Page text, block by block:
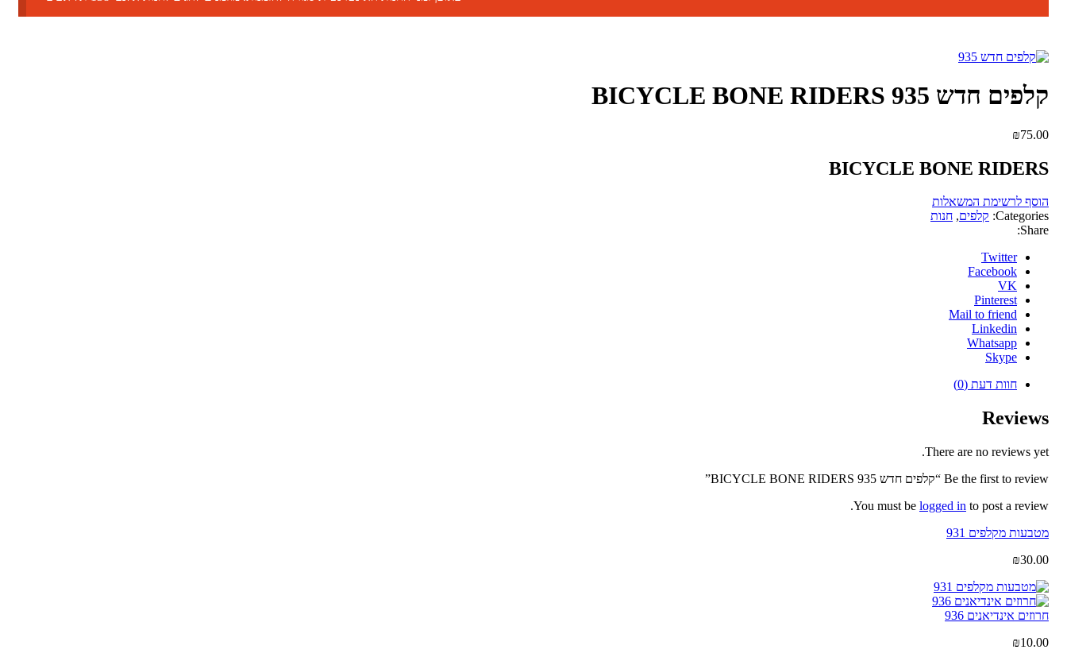
קלפים חדש 935 BICYCLE BONE RIDERS
₪75.00
BICYCLE BONE RIDERS
הוסף לרשימת המשאלות
Categories: קלפים, חנות
Share:
Twitter
Facebook
VK
Pinterest
Mail to friend
Linkedin
Whatsapp
Skype
חוות דעת (0)
Reviews
There are no reviews yet.
Be the first to review “קלפים חדש 935 BICYCLE BONE RIDERS”
You must be logged in to post a review.
מטבעות מקלפים 931
₪30.00
חרוזים אינדיאנים 936
₪10.00